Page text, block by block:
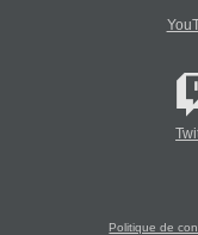
Politique de